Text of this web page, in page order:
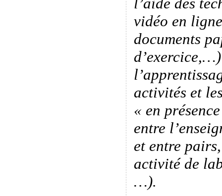
vidéo en
documents
activités et
« en
entre
et entre
activité de
…).